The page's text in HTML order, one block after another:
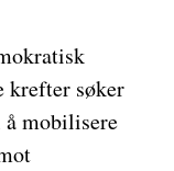
krefter søker
mobilisere